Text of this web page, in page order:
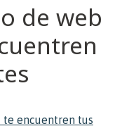
de web